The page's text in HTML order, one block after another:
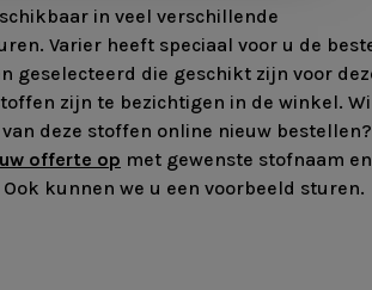
in veel verschillende
Varier heeft speciaal voor u de
geselecteerd die geschikt zijn voor
zijn te bezichtigen in de winkel.
deze stoffen online nieuw bestellen?
offerte op met gewenste stofnaam en
kunnen we u een voorbeeld sturen.